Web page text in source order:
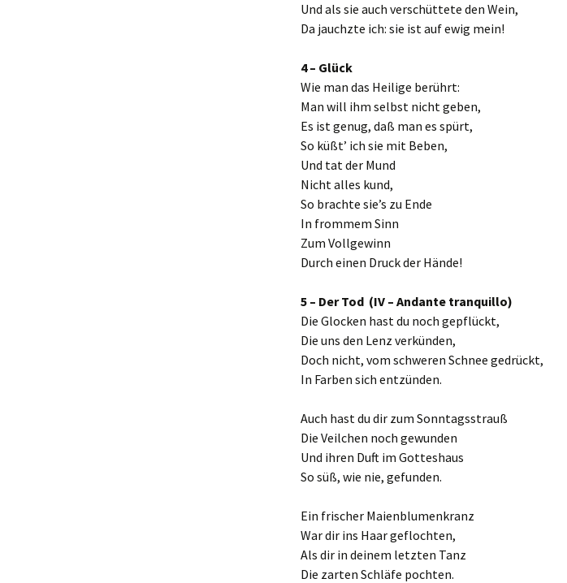
Und als sie auch verschüttete den Wein,
Da jauchzte ich: sie ist auf ewig mein!
4 – Glück
Wie man das Heilige berührt:
Man will ihm selbst nicht geben,
Es ist genug, daß man es spürt,
So küßt’ ich sie mit Beben,
Und tat der Mund
Nicht alles kund,
So brachte sie’s zu Ende
In frommem Sinn
Zum Vollgewinn
Durch einen Druck der Hände!
5 – Der Tod (IV – Andante tranquillo)
Die Glocken hast du noch gepflückt,
Die uns den Lenz verkünden,
Doch nicht, vom schweren Schnee gedrückt,
In Farben sich entzünden.
Auch hast du dir zum Sonntagsstrauß
Die Veilchen noch gewunden
Und ihren Duft im Gotteshaus
So süß, wie nie, gefunden.
Ein frischer Maienblumenkranz
War dir ins Haar geflochten,
Als dir in deinem letzten Tanz
Die zarten Schläfe pochten.